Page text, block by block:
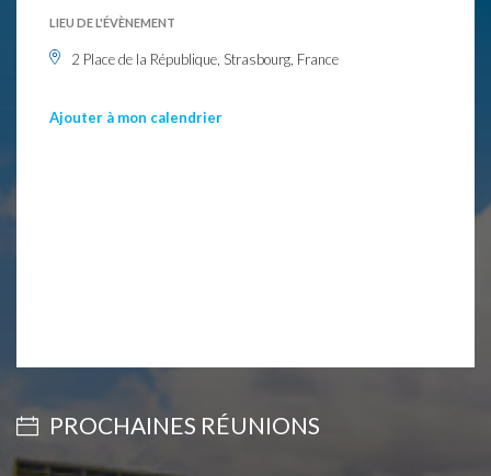
LIEU DE L'ÉVÈNEMENT
2 Place de la République, Strasbourg, France
Ajouter à mon calendrier
PROCHAINES RÉUNIONS